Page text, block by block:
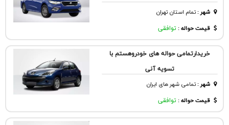
شهر:تمام استان تهران
قیمت حواله : توافقی
خریدارتمامی حواله های خودروهستم با
تسویه آنی
شهر:تمامی شهر های ایران
قیمت حواله : توافقی